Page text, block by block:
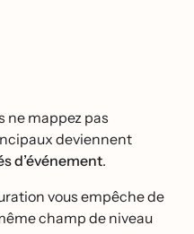
ne mappez pas
deviennent
d’événement.
vous empêche de
champ de niveau